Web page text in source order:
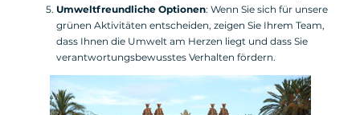
Umweltfreundliche Optionen: Wenn Sie sich für unsere
grünen Aktivitäten entscheiden, zeigen Sie Ihrem Team,
dass Ihnen die Umwelt am Herzen liegt und dass Sie
verantwortungsbewusstes Verhalten fördern.